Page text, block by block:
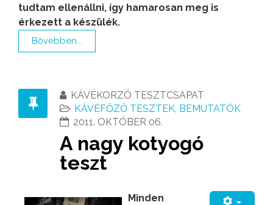
tudtam ellenállni, így hamarosan meg is
érkezett a készülék.
Bővebben...
KÁVÉKORZÓ TESZTCSAPAT
KÁVÉFŐZŐ TESZTEK, BEMUTATÓK
2011. OKTÓBER 06.
A nagy kotyogó
teszt
Minden